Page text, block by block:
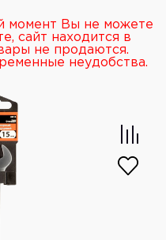
момент Вы не можете
сайт находится в
не продаются.
неудобства.